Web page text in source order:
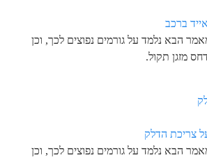
ברכב
הבא נלמד על גורמים נפוצים לכך, וכן
מזגן תקול.
צריכת הדלק
הבא נלמד על גורמים נפוצים לכך, וכן